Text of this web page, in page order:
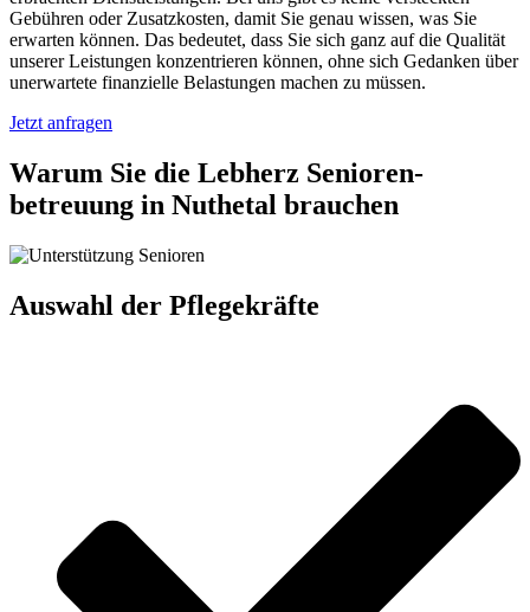
Gebühren oder Zusatzkosten, damit Sie genau wissen, was Sie
erwarten können. Das bedeutet, dass Sie sich ganz auf die Qualität
unserer Leistungen konzentrieren können, ohne sich Gedanken über
unerwartete finanzielle Belastungen machen zu müssen.
Jetzt anfragen
Warum Sie die Lebherz Senioren­
betreuung in Nuthetal brauchen
Auswahl der Pflegekräfte